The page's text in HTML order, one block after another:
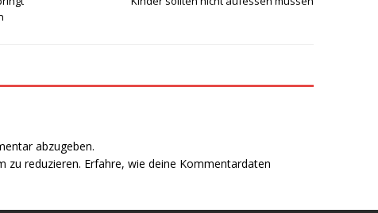
abzugeben.
zu reduzieren. Erfahre, wie deine Kommentardaten